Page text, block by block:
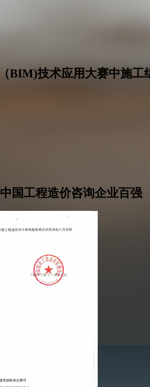
BIM)技术应用大赛中施工
国工程造价咨询企业百强